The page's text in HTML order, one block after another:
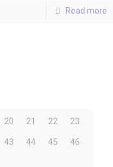
Read more
20 21 22 23
43 44 45 46